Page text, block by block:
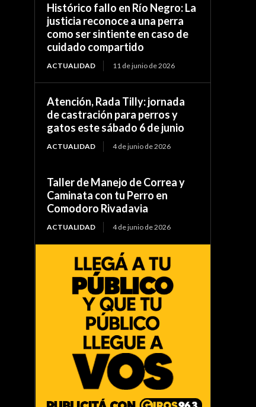
Histórico fallo en Río Negro: La
justicia reconoce a una perra
como ser sintiente en caso de
cuidado compartido
ACTUALIDAD 11 de junio de 2026
Atención, Rada Tilly: jornada
de castración para perros y
gatos este sábado 6 de junio
ACTUALIDAD 4 de junio de 2026
Taller de Manejo de Correa y
Caminata con tu Perro en
Comodoro Rivadavia
ACTUALIDAD 4 de junio de 2026